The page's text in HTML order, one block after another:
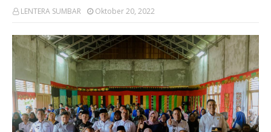
LENTERA SUMBAR Oktober 20, 2022